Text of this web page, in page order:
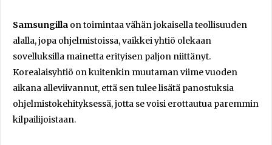
Samsungilla on toimintaa vähän jokaisella teollisuuden
alalla, jopa ohjelmistoissa, vaikkei yhtiö olekaan
sovelluksilla mainetta erityisen paljon niittänyt.
Korealaisyhtiö on kuitenkin muutaman viime vuoden
aikana alleviivannut, että sen tulee lisätä panostuksia
ohjelmistokehityksessä, jotta se voisi erottautua paremmin
kilpailijoistaan.